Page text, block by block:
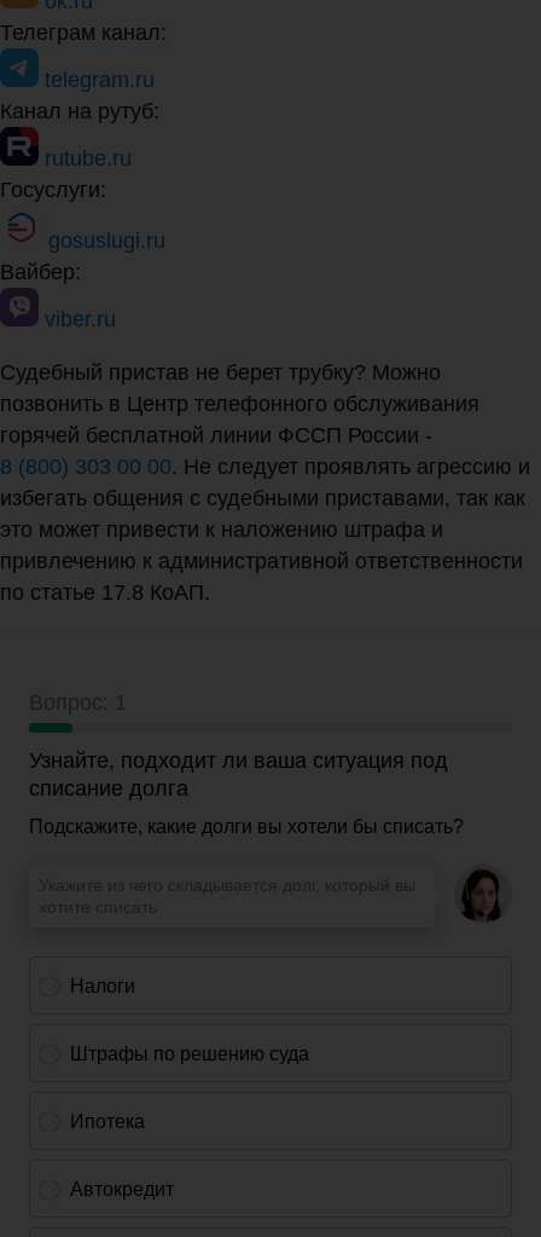
Телеграм канал:
telegram.ru
Канал на рутуб:
rutube.ru
Госуслуги:
gosuslugi.ru
Вайбер:
viber.ru
Судебный пристав не берет трубку? Можно
позвонить в Центр телефонного обслуживания
горячей бесплатной линии ФССП России -
8 (800) 303 00 00. Не следует проявлять агрессию и
избегать общения с судебными приставами, так как
это может привести к наложению штрафа и
привлечению к административной ответственности
по статье 17.8 КоАП.